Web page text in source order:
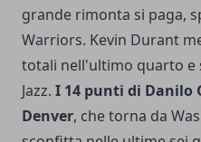
grande rimonta si paga,
Warriors. Kevin Durant
totali nell'ultimo quarto e
Jazz. I 14 punti di Danilo
Denver, che torna da